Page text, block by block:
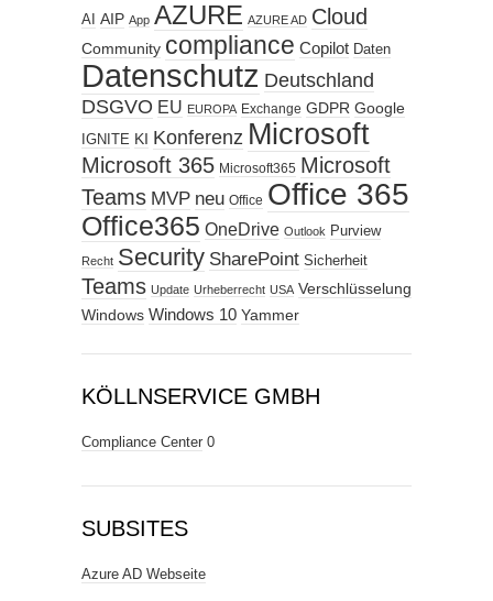
AI AIP App AZURE AZURE AD Cloud
Community compliance Copilot Daten
Datenschutz Deutschland
DSGVO EU EUROPA Exchange GDPR Google
IGNITE KI Konferenz Microsoft
Microsoft 365 Microsoft365 Microsoft
Teams MVP neu Office Office 365
Office365 OneDrive Outlook Purview
Recht Security SharePoint Sicherheit
Teams Update Urheberrecht USA Verschlüsselung
Windows Windows 10 Yammer
KÖLLNSERVICE GMBH
Compliance Center 0
SUBSITES
Azure AD Webseite